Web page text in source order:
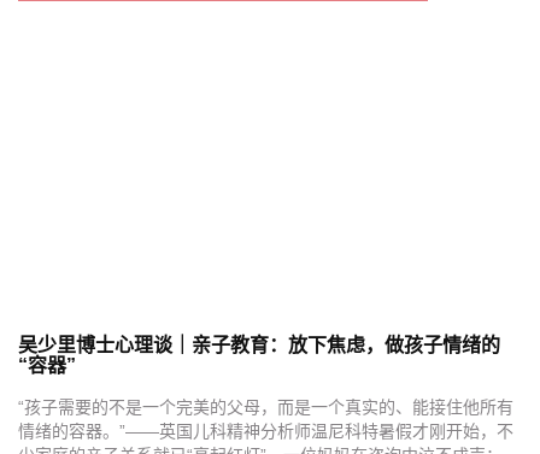
吴少里博士心理谈｜亲子教育：放下焦虑，做孩子情绪的
“容器”
“孩子需要的不是一个完美的父母，而是一个真实的、能接住他所有
情绪的容器。”——英国儿科精神分析师温尼科特暑假才刚开始，不